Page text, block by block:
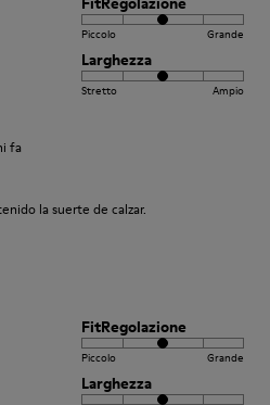
Piccolo Grande
Larghezza
Stretto Ampio
fa
la suerte de calzar.
FitRegolazione
Piccolo Grande
Larghezza